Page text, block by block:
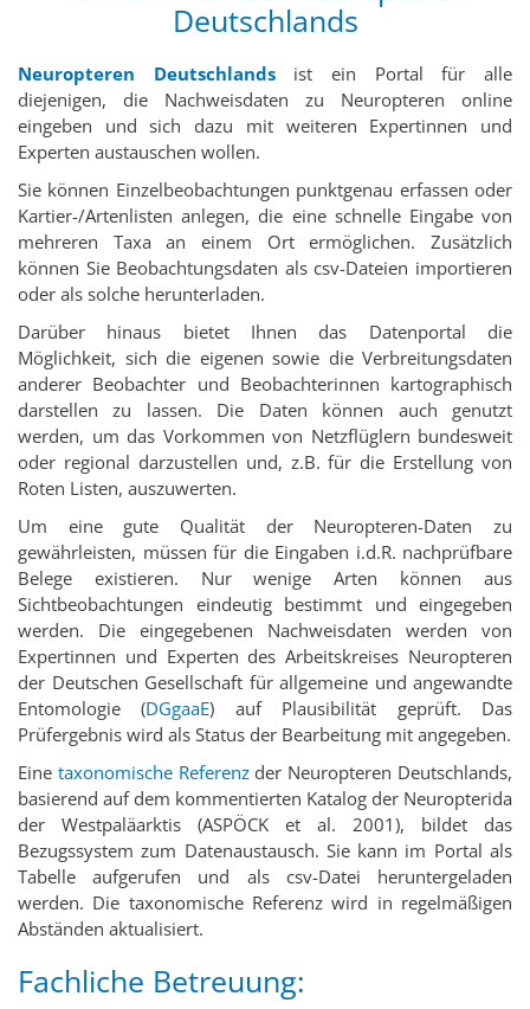
Deutschlands
Neuropteren Deutschlandsist ein Portal für alle
diejenigen, die Nachweisdaten zu Neuropteren online
eingeben und sich dazu mit weiteren Expertinnen und
Experten austauschen wollen.
Sie können Einzelbeobachtungen punktgenau erfassen oder
Kartier-/Artenlisten anlegen, die eine schnelle Eingabe von
mehreren Taxa an einem Ort ermöglichen. Zusätzlich
können Sie Beobachtungsdaten als csv-Dateien importieren
oder als solche herunterladen.
Darüber hinaus bietet Ihnen das Datenportal die
Möglichkeit, sich die eigenen sowie die Verbreitungsdaten
anderer Beobachter und Beobachterinnen kartographisch
darstellen zu lassen. Die Daten können auch genutzt
werden, um das Vorkommen von Netzflüglern bundesweit
oder regional darzustellen und, z.B. für die Erstellung von
Roten Listen, auszuwerten.
Um eine gute Qualität der Neuropteren-Daten zu
gewährleisten, müssen für die Eingaben i.d.R. nachprüfbare
Belege existieren. Nur wenige Arten können aus
Sichtbeobachtungen eindeutig bestimmt und eingegeben
werden. Die eingegebenen Nachweisdaten werden von
Expertinnen und Experten des Arbeitskreises Neuropteren
der Deutschen Gesellschaft für allgemeine und angewandte
Entomologie (DGgaaE) auf Plausibilität geprüft. Das
Prüfergebnis wird als Status der Bearbeitung mit angegeben.
Eine taxonomische Referenzder Neuropteren Deutschlands,
basierend auf dem kommentierten Katalog der Neuropterida
der Westpaläarktis (ASPÖCK et al. 2001), bildet das
Bezugssystem zum Datenaustausch. Sie kann im Portal als
Tabelle aufgerufen und als csv-Datei heruntergeladen
werden. Die taxonomische Referenz wird in regelmäßigen
Abständen aktualisiert.
Fachliche Betreuung: